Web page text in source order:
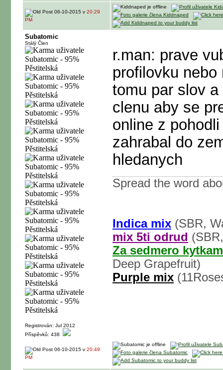
06-10-2015 v 20:29
PM
Subatomic
Stálý Člen
Registrován: Jul 2012
Příspěvků: 438
r.man: prave
profilovku
tomu par slov
clenu aby se
online z
zahrabal do
hledanych
Spread the word
Indica mix (SBR,
mix 5ti odrud
Za sedmero
Deep Grapefruit)
Purple mix
06-10-2015 v 20:49
PM